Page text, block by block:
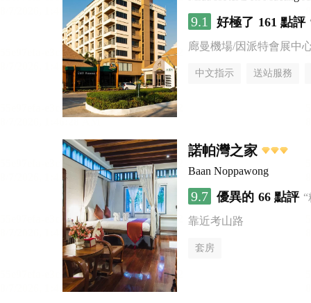
9.1 好極了 161 點評
廊曼機場/因派特會展中
中文指示 送站服務
諾帕灣之家
Baan Noppawong
9.7 優異的 66 點評
靠近考山路
套房